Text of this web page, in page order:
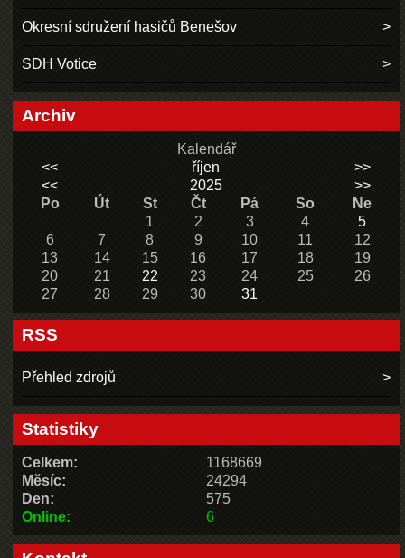
Okresní sdružení hasičů Benešov
SDH Votice
Archiv
Kalendář
<<
říjen
>>
<<
2025
>>
Po
Út St Čt Pá So
Ne
1
2 3 4
5
6
7 8 9 10 11
12
13
14 15 16 17 18
19
20
21 22 23 24 25
26
27
28 29 30 31
RSS
Přehled zdrojů
Statistiky
Online: 6
Celkem:
1168669
Měsíc:
24294
Den:
575